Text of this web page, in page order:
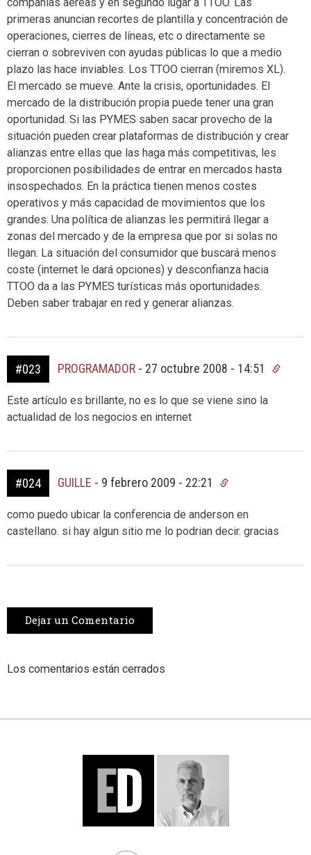
primeras anuncian recortes de plantilla y concentración de
operaciones, cierres de líneas, etc o directamente se
cierran o sobreviven con ayudas públicas lo que a medio
plazo las hace inviables. Los TTOO cierran (miremos XL).
El mercado se mueve. Ante la crisis, oportunidades. El
mercado de la distribución propia puede tener una gran
oportunidad. Si las PYMES saben sacar provecho de la
situación pueden crear plataformas de distribución y crear
alianzas entre ellas que las haga más competitivas, les
proporcionen posibilidades de entrar en mercados hasta
insospechados. En la práctica tienen menos costes
operativos y más capacidad de movimientos que los
grandes. Una política de alianzas les permitirá llegar a
zonas del mercado y de la empresa que por si solas no
llegan. La situación del consumidor que buscará menos
coste (internet le dará opciones) y desconfianza hacia
TTOO da a las PYMES turísticas más oportunidades.
Deben saber trabajar en red y generar alianzas.
#023 PROGRAMADOR - 27 octubre 2008 - 14:51
Este artículo es brillante, no es lo que se viene sino la
actualidad de los negocios en internet
#024 GUILLE - 9 febrero 2009 - 22:21
como puedo ubicar la conferencia de anderson en
castellano. si hay algun sitio me lo podrian decir. gracias
Dejar un Comentario
Los comentarios están cerrados